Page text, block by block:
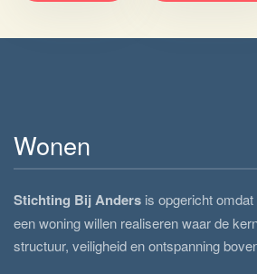
Wonen
Stichting Bij Anders is opgericht
een woning willen realiseren waar de
structuur, veiligheid en ontspanning